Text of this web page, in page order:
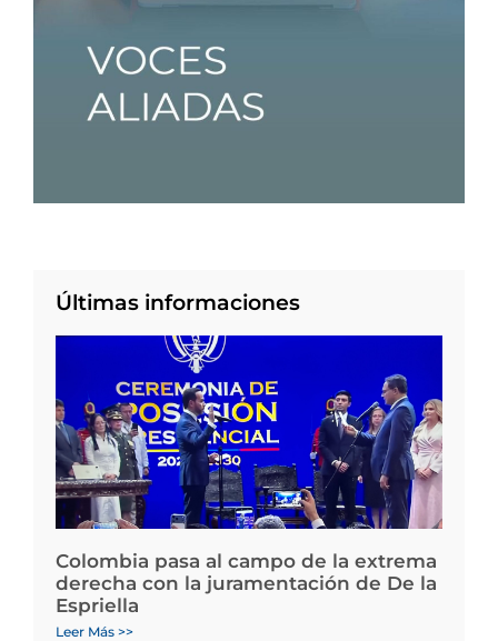
Últimas informaciones
Colombia pasa al campo de la extrema
derecha con la juramentación de De la
Espriella
Leer Más >>